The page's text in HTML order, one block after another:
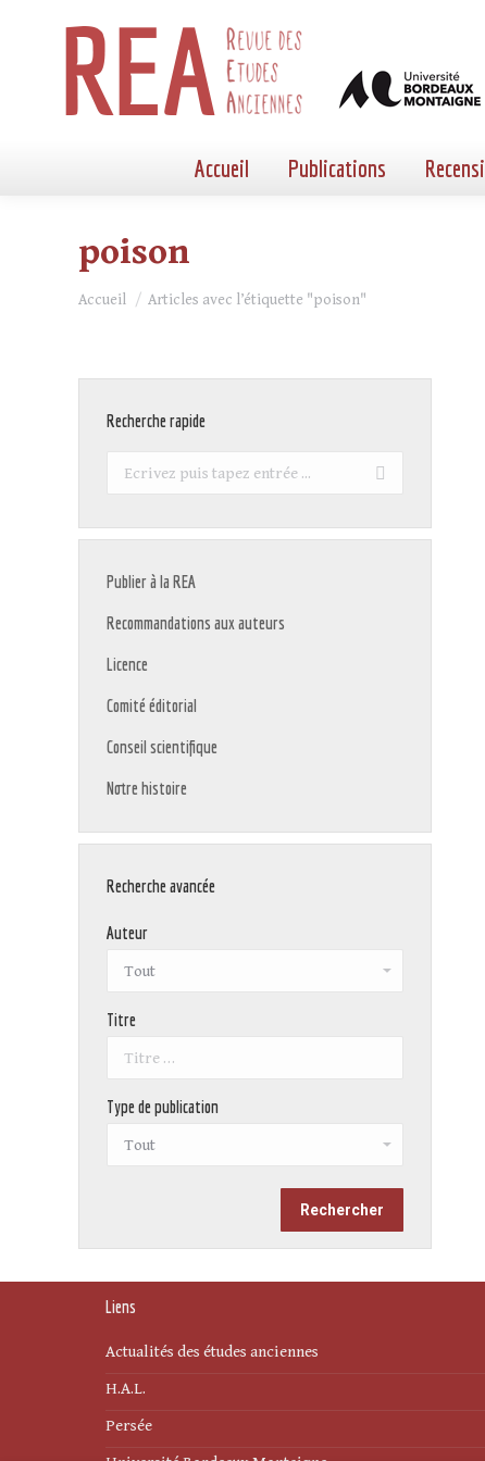
Accueil Publications
poison
Vous êtes ici :
Accueil Articles avec l’étiquette "poison"
Recherche rapide
Recherche
Publier à la REA
Recommandations aux auteurs
Licence
Comité éditorial
Conseil scientifique
Notre histoire
Recherche avancée
Auteur
Titre
Type de publication
Liens
Actualités des études anciennes
H.A.L.
Persée